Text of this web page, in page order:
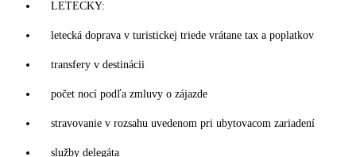
LETECKY:
letecká doprava v turistickej triede vrátane tax a poplatkov
transfery v destinácii
počet nocí podľa zmluvy o zájazde
stravovanie v rozsahu uvedenom pri ubytovacom zariadení
služby delegáta